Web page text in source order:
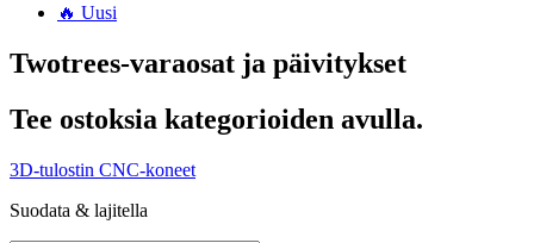
🔥 Uusi
Twotrees-varaosat ja päivitykset
Tee ostoksia kategorioiden avulla.
3D-tulostin CNC-koneet
Suodata & lajitella